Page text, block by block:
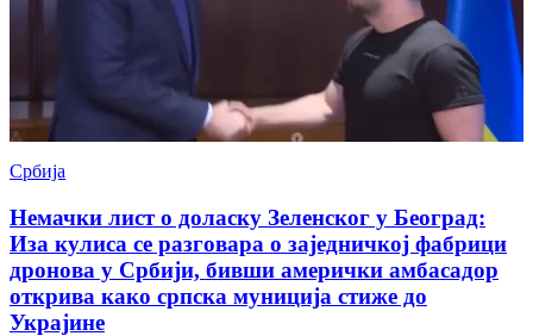
Србија
Немачки лист о доласку Зеленског у Београд:
Иза кулиса се разговара о заједничкој фабрици
дронова у Србији, бивши амерички амбасадор
открива како српска муниција стиже до
Украјине